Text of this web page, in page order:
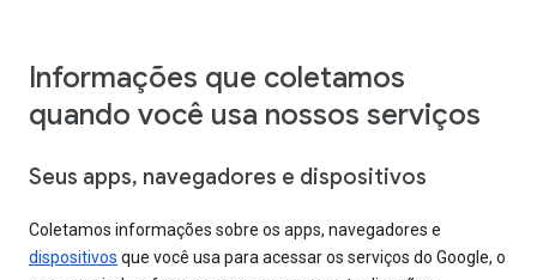
Informações que coletamos
quando você usa nossos serviços
Seus apps, navegadores e dispositivos
Coletamos informações sobre os apps, navegadores e
dispositivos que você usa para acessar os serviços do Google, o